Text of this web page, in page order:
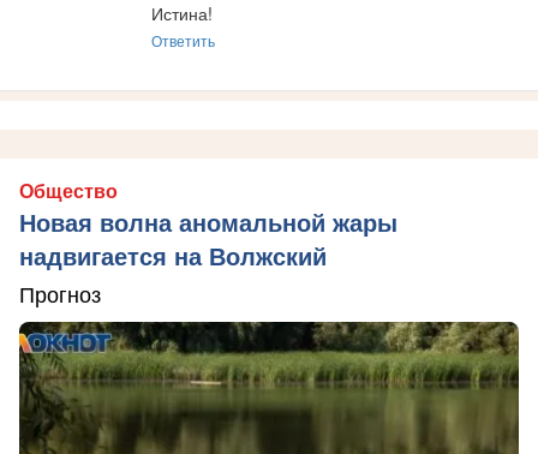
Истина!
Ответить
Общество
Новая волна аномальной жары
надвигается на Волжский
Прогноз